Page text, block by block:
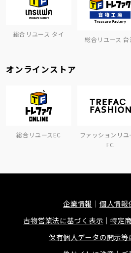
総合リユース タイ
総合リユース 台
オンラインストア
総合リユースEC
ファッションリユ
EC
企業情報
個人情報
古物営業法に基づく表示
特定
保有個人データの開示等